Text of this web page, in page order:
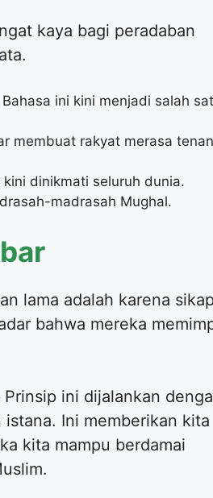
kaya bagi peradaban
ini kini menjadi salah
membuat rakyat merasa
dinikmati seluruh dunia.
madrasah Mughal.
lama adalah karena sikap
bahwa mereka
ini dijalankan
Ini memberikan kita
kita mampu berdamai